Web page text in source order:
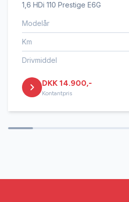
Sædevarme
Tonede ruder
Tågelygter
1,6 HDi 110 Prestige E6G
Modelår
Km
Drivmiddel
DKK 14.900,-
Kontantpris